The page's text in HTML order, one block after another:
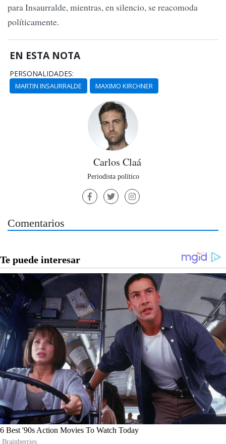
para Insaurralde, mientras, en silencio, se reacomoda
políticamente.
EN ESTA NOTA
PERSONALIDADES:
MARTIN INSAURRALDE MAXIMO KIRCHNER
Carlos Claá
Periodista político
Comentarios